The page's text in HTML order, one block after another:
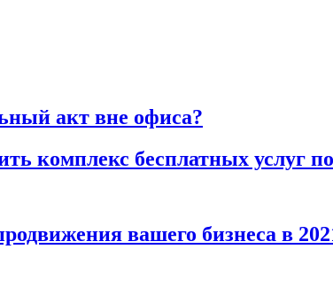
акт вне офиса?
комплекс бесплатных услуг
вашего бизнеса в